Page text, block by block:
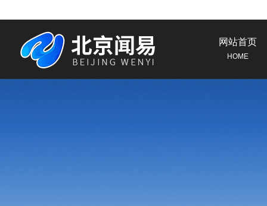
网站首页
HOME